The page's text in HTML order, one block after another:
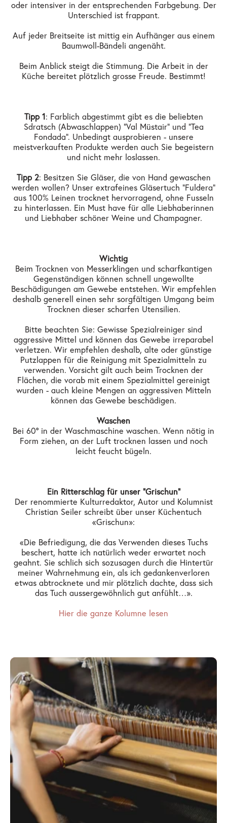
oder intensiver in der entsprechenden Farbgebung. Der
Unterschied ist frappant.
Auf jeder Breitseite ist mittig ein Aufhänger aus einem
Baumwoll-Bändeli angenäht.
Beim Anblick steigt die Stimmung. Die Arbeit in der
Küche bereitet plötzlich grosse Freude. Bestimmt!
Tipp 1: Farblich abgestimmt gibt es die beliebten
Sdratsch (Abwaschlappen) "Val Müstair" und "Tea
Fondada". Unbedingt ausprobieren - unsere
meistverkauften Produkte werden auch Sie begeistern
und nicht mehr loslassen.
Tipp 2: Besitzen Sie Gläser, die von Hand gewaschen
werden wollen? Unser extrafeines Gläsertuch "Fuldera"
aus 100% Leinen trocknet hervorragend, ohne Fusseln
zu hinterlassen. Ein Must have für alle Liebhaberinnen
und Liebhaber schöner Weine und Champagner.
Wichtig
Beim Trocknen von Messerklingen und scharfkantigen
Gegenständigen können schnell ungewollte
Beschädigungen am Gewebe entstehen. Wir empfehlen
deshalb generell einen sehr sorgfältigen Umgang beim
Trocknen dieser scharfen Utensilien.
Bitte beachten Sie: Gewisse Spezialreiniger sind
aggressive Mittel und können das Gewebe irreparabel
verletzen. Wir empfehlen deshalb, alte oder günstige
Putzlappen für die Reinigung mit Spezialmitteln zu
verwenden. Vorsicht gilt auch beim Trocknen der
Flächen, die vorab mit einem Spezialmittel gereinigt
wurden - auch kleine Mengen an aggressiven Mitteln
können das Gewebe beschädigen.
Waschen
Bei 60° in der Waschmaschine waschen. Wenn nötig in
Form ziehen, an der Luft trocknen lassen und noch
leicht feucht bügeln.
Ein Ritterschlag für unser "Grischun"
Der renommierte Kulturredaktor, Autor und Kolumnist
Christian Seiler schreibt über unser Küchentuch
«Grischun»:
«Die Befriedigung, die das Verwenden dieses Tuchs
beschert, hatte ich natürlich weder erwartet noch
geahnt. Sie schlich sich sozusagen durch die Hintertür
meiner Wahrnehmung ein, als ich gedankenverloren
etwas abtrocknete und mir plötzlich dachte, dass sich
das Tuch aussergewöhnlich gut anfühlt…».
Hier die ganze Kolumne lesen